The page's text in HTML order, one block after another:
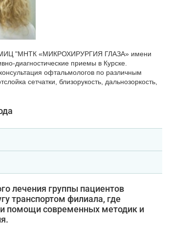
"МНТК «МИКРОХИРУРГИЯ ГЛАЗА» имени
диагностические приемы в Курске.
офтальмологов по различным
сетчатки, близорукость, дальнозоркость,
лечения группы пациентов
транспортом филиала, где
помощи современных методик и